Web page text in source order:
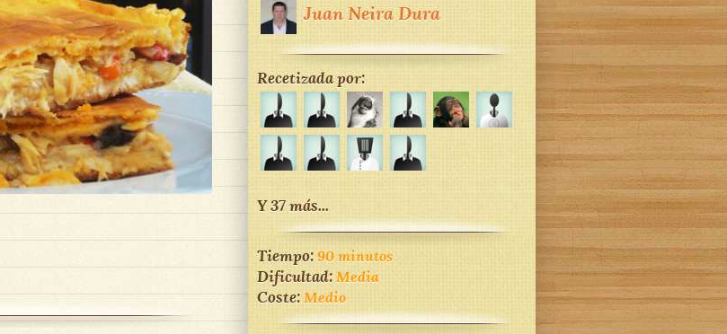
Juan Neira Dura
Recetizada por:
Y 37 más...
Tiempo:90 minutos
Dificultad:Media
Coste:Medio